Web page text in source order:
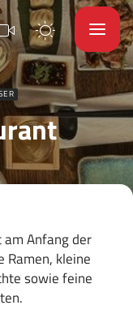
am Anfang der
Ramen, kleine
sowie feine